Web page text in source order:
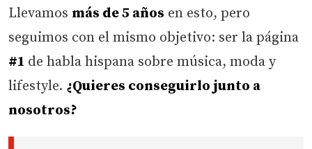
Llevamos más de 5 años en esto, pero
seguimos con el mismo objetivo: ser la página
#1 de habla hispana sobre música, moda y
lifestyle. ¿Quieres conseguirlo junto a
nosotros?